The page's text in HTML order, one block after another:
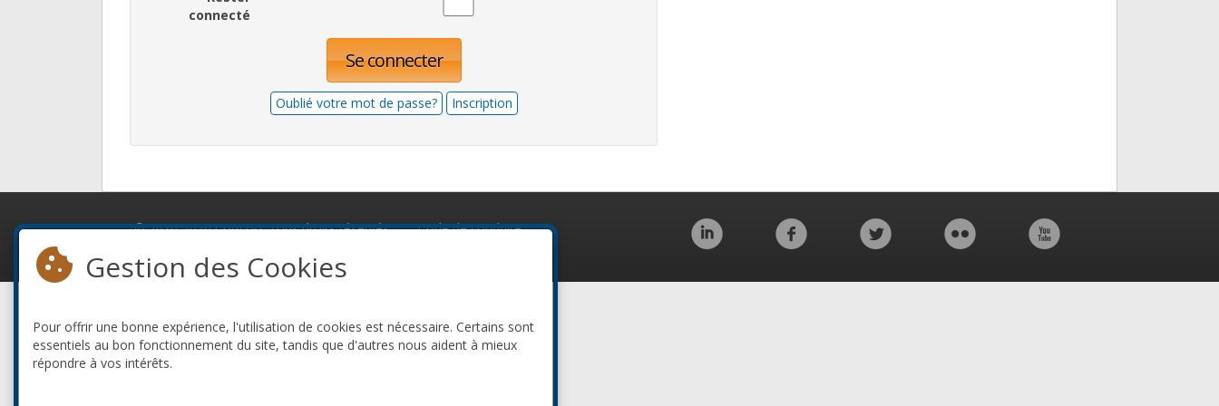
connecté
Se connecter
Oublié votre mot de passe? Inscription
© 2010-2026 ConFoo. Tous droits réservés. Code de conduite
Gestion des Cookies
Pour offrir une bonne expérience, l'utilisation de cookies est nécessaire. Certains sont
essentiels au bon fonctionnement du site, tandis que d'autres nous aident à mieux
répondre à vos intérêts.